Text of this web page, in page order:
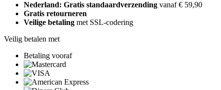
Nederland: Gratis standaardverzending vanaf € 59,90
Gratis retourneren
Veilige betaling met SSL-codering
Veilig betalen met
Betaling vooraf